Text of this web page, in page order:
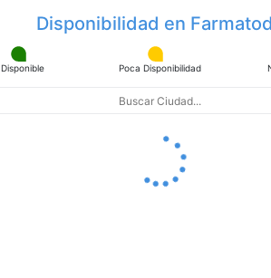
País de Producción: Colombia
Presentación del
Altura ITEM:
Disponibilidad en
Disponible Poca Disponibilidad